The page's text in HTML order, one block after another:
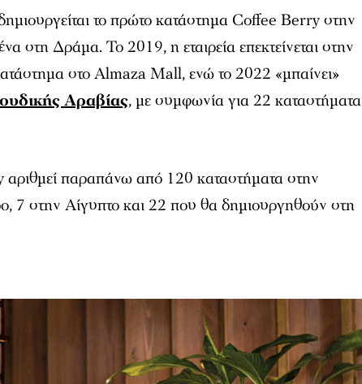
το πρώτο κατάστημα Coffee Berry στην
στη Δράμα. Το 2019, η εταιρεία επεκτείνεται στην
στο Almaza Mall, ενώ το 2022 «μπαίνει»
Αραβίας, με συμφωνία για 22 καταστήματα
παραπάνω από 120 καταστήματα στην
7 στην Αίγυπτο και 22 που θα δημιουργηθούν στη